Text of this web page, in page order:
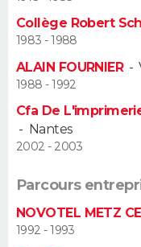
Alimentation
Guide de la santé
Maladies
Médicaments
Sommeil
VOYAGE
Destinations
City break
Voyage nature
Voyage de noces
Forum
Climat
+
PHOTO
GUIDES D'ACHAT
BONS PLANS
CARTE DE VOEUX
Carte de Noël
Carte Bonne année
Carte Saint-Valentin
Carte Pâques
Carte d'anniversaire
DICTIONNAIRE
Collège Robert
1983 - 1988
ALAIN FOURNIER-
1988 - 1992
Cfa De
- Nantes
2002 - 2003
Parcours
NOVOTEL METZ
1992 - 1993